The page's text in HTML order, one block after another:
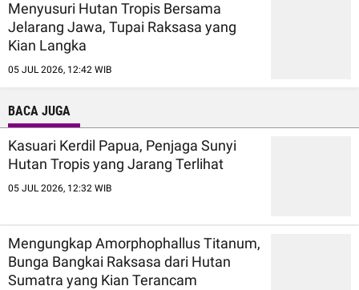
Menyusuri Hutan Tropis Bersama
Jelarang Jawa, Tupai Raksasa yang
Kian Langka
05 JUL 2026, 12:42 WIB
BACA JUGA
Kasuari Kerdil Papua, Penjaga Sunyi
Hutan Tropis yang Jarang Terlihat
05 JUL 2026, 12:32 WIB
Mengungkap Amorphophallus Titanum,
Bunga Bangkai Raksasa dari Hutan
Sumatra yang Kian Terancam